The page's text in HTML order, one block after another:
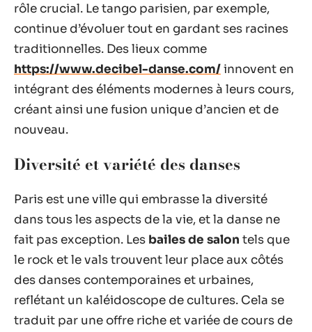
rôle crucial. Le tango parisien, par exemple,
continue d’évoluer tout en gardant ses racines
traditionnelles. Des lieux comme
https://www.decibel-danse.com/innovent en
intégrant des éléments modernes à leurs cours,
créant ainsi une fusion unique d’ancien et de
nouveau.
Diversité et variété des danses
Paris est une ville qui embrasse la diversité
dans tous les aspects de la vie, et la danse ne
fait pas exception. Les bailes de salon tels que
le rock et le vals trouvent leur place aux côtés
des danses contemporaines et urbaines,
reflétant un kaléidoscope de cultures. Cela se
traduit par une offre riche et variée de cours de